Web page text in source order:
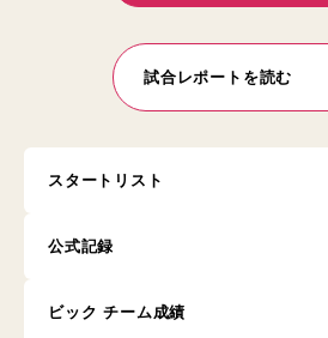
試合レポートを読む
スタートリスト
公式記録
ビック チーム成績